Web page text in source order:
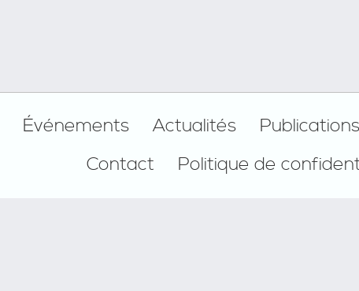
Événements Actualités Publications
Contact
Politique de